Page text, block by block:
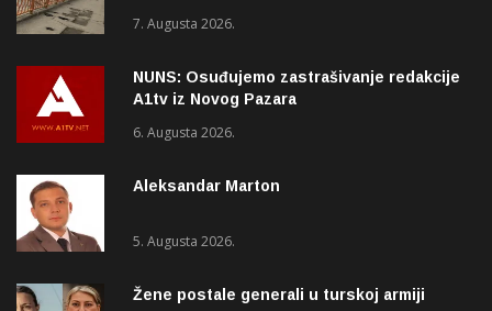
7. Augusta 2026.
NUNS: Osuđujemo zastrašivanje redakcije
A1tv iz Novog Pazara
6. Augusta 2026.
Aleksandar Marton
5. Augusta 2026.
Žene postale generali u turskoj armiji